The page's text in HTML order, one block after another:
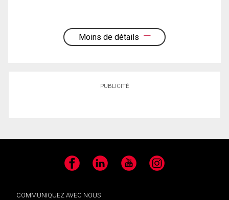
Moins de détails
PUBLICITÉ
Facebook LinkedIn YouTube Instagram
COMMUNIQUEZ AVEC NOUS